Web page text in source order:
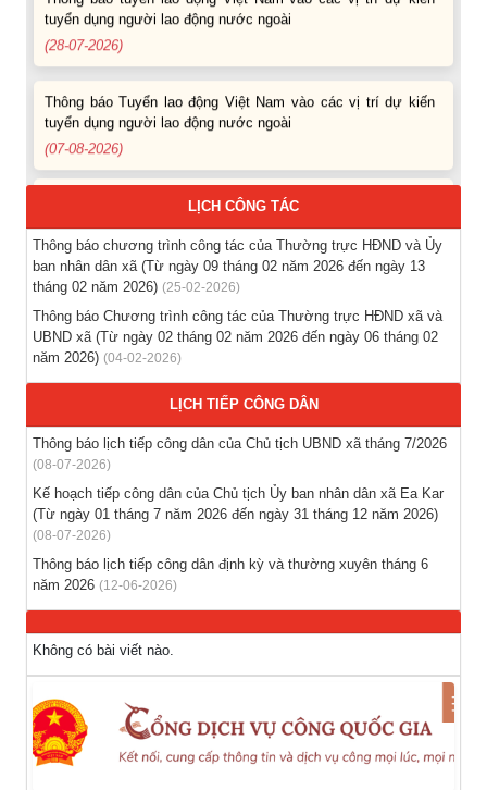
tuyển dụng người lao động nước ngoài
(28-07-2026)
Thông báo Tuyển lao động Việt Nam vào các vị trí dự kiến
tuyển dụng người lao động nước ngoài
(07-08-2026)
Thông báo các khóa đào tạo năm học 2026-2027
Thông báo hỗ trợ tư vấn, tuyển dụng lao động đi làm việc
trong tỉnh
(03-08-2026)
Thông báo hỗ trợ tư vấn, tuyển dụng lao động đi làm việc ở
nước ngoài theo hợp đồng
Thông báo tuyển lao động Việt Nam vào các vị trí dự kiến
tuyển dụng người lao động nước ngoài
(28-07-2026)
LỊCH CÔNG TÁC
Thông báo chương trình công tác của Thường trực HĐND và Ủy
ban nhân dân xã (Từ ngày 09 tháng 02 năm 2026 đến ngày 13
tháng 02 năm 2026) (25-02-2026)
Thông báo Chương trình công tác của Thường trực HĐND xã và
UBND xã (Từ ngày 02 tháng 02 năm 2026 đến ngày 06 tháng 02
năm 2026) (04-02-2026)
LỊCH TIẾP CÔNG DÂN
Thông báo lịch tiếp công dân của Chủ tịch UBND xã tháng 7/2026
(08-07-2026)
Kế hoạch tiếp công dân của Chủ tịch Ủy ban nhân dân xã Ea Kar
(Từ ngày 01 tháng 7 năm 2026 đến ngày 31 tháng 12 năm 2026)
(08-07-2026)
Thông báo lịch tiếp công dân định kỳ và thường xuyên tháng 6
năm 2026 (12-06-2026)
Không có bài viết nào.